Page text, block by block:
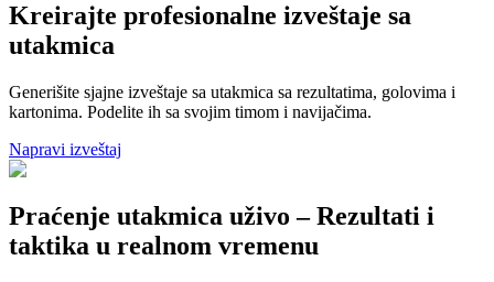
Kreirajte profesionalne izveštaje sa
utakmica
Generišite sjajne izveštaje sa utakmica sa rezultatima, golovima i
kartonima. Podelite ih sa svojim timom i navijačima.
Napravi izveštaj
Praćenje utakmica uživo – Rezultati i
taktika u realnom vremenu